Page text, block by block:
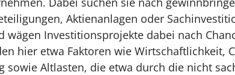
Aktienanlagen oder
wägen Investitionsprojekte dabei nach
hier etwa Faktoren wie Wirtschaftlichkeit,
sowie Altlasten, die etwa durch die nicht